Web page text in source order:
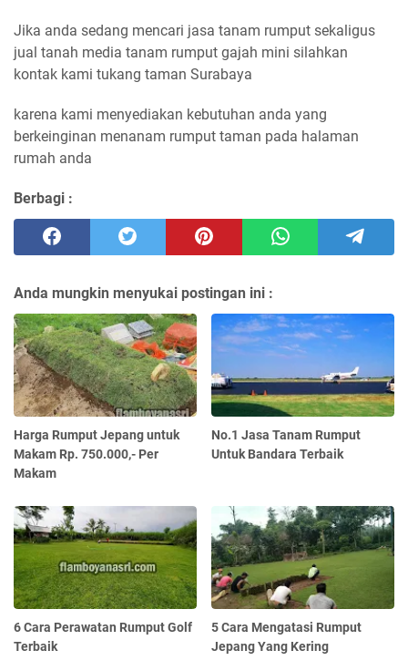
Jika anda sedang mencari jasa tanam rumput sekaligus
jual tanah media tanam rumput gajah mini silahkan
kontak kami tukang taman Surabaya
karena kami menyediakan kebutuhan anda yang
berkeinginan menanam rumput taman pada halaman
rumah anda
Berbagi :
Anda mungkin menyukai postingan ini :
Harga Rumput Jepang untuk
Makam Rp. 750.000,- Per
Makam
No.1 Jasa Tanam Rumput
Untuk Bandara Terbaik
6 Cara Perawatan Rumput Golf
Terbaik
5 Cara Mengatasi Rumput
Jepang Yang Kering